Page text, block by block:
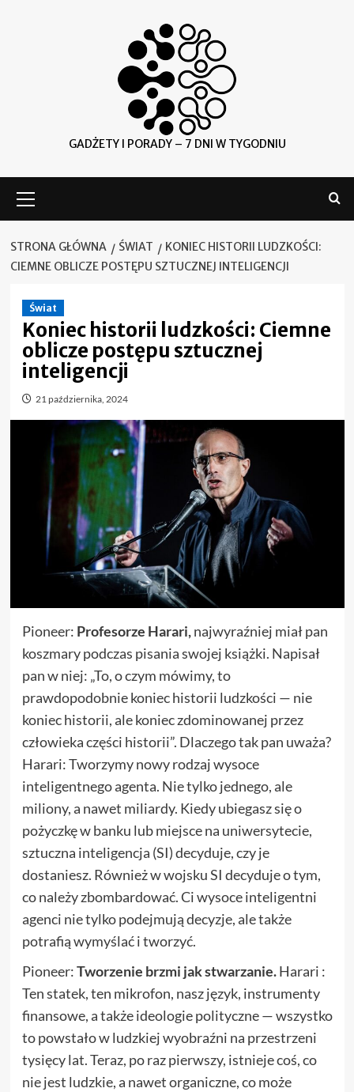
GADŻETY I PORADY – 7 DNI W TYGODNIU
główne
STRONA GŁÓWNA ŚWIAT
KONIEC HISTORII LUDZKOŚCI:
CIEMNE OBLICZE POSTĘPU SZTUCZNEJ INTELIGENCJI
Świat
Koniec historii ludzkości: Ciemne
oblicze postępu sztucznej
inteligencji
21 października, 2024
Pioneer: Profesorze Harari,najwyraźniej miał pan
koszmary podczas pisania swojej książki. Napisał
pan w niej: „To, o czym mówimy, to
prawdopodobnie koniec historii ludzkości — nie
koniec historii, ale koniec zdominowanej przez
człowieka części historii”. Dlaczego tak pan uważa?
Harari: Tworzymy nowy rodzaj wysoce
inteligentnego agenta. Nie tylko jednego, ale
miliony, a nawet miliardy. Kiedy ubiegasz się o
pożyczkę w banku lub miejsce na uniwersytecie,
sztuczna inteligencja (SI) decyduje, czy je
dostaniesz. Również w wojsku SI decyduje o tym,
co należy zbombardować. Ci wysoce inteligentni
agenci nie tylko podejmują decyzje, ale także
potrafią wymyślać i tworzyć.
Pioneer:Tworzenie brzmi jak stwarzanie.Harari :
Ten statek, ten mikrofon, nasz język, instrumenty
finansowe, a także ideologie polityczne — wszystko
to powstało w ludzkiej wyobraźni na przestrzeni
tysięcy lat. Teraz, po raz pierwszy, istnieje coś, co
nie jest ludzkie, a nawet organiczne, co może